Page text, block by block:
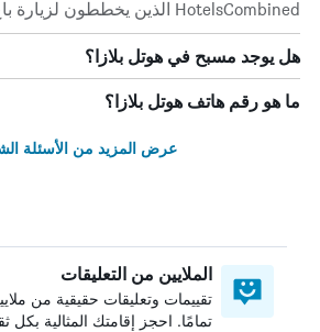
HotelsCombined الذين يخططون لزيارة باغ.
هل يوجد مسبح في هوتل بلازا؟
ما هو رقم هاتف هوتل بلازا؟
عرض المزيد من الأسئلة
الملايين من التعليقات
تقييمات وتعليقات حقيقية من
تمامًا. احجز إقامتك المثالية بكل